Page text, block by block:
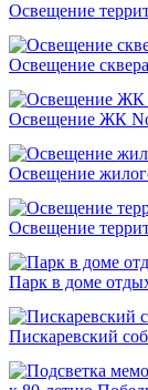
Освещение
Освещение
Освещение ЖК
Освещение
Освещение
Парк в доме
Пискаревский